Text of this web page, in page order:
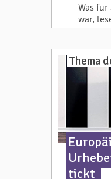
Was für
war,
Thema
tickt